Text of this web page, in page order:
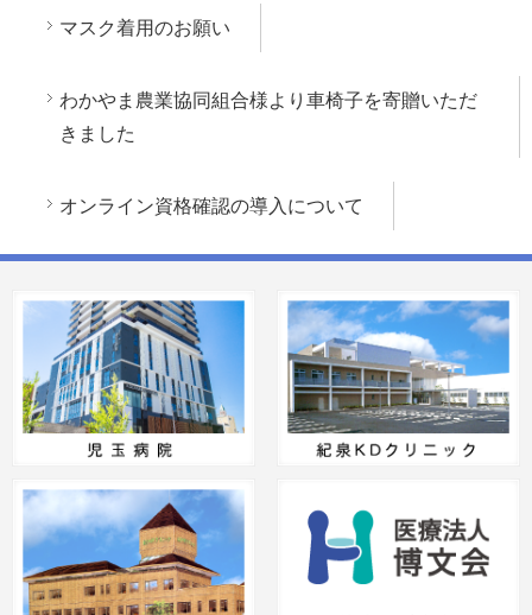
マスク着用のお願い
わかやま農業協同組合様より車椅子を寄贈いただ
きました
オンライン資格確認の導入について